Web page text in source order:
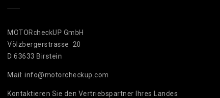
MOTORcheckUP GmbH
Völzbergerstrasse 20
D 63633 Birstein
Mail: info@motorcheckup.com
Kontaktieren Sie den Vertriebspartner Ihres Landes